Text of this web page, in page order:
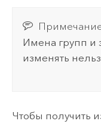
Имена групп и
изменять
Чтобы получить